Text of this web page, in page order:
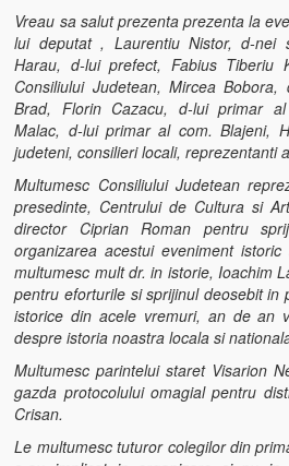
Vreau sa salut prezenta prezenta la
lui deputat , Laurentiu Nistor, d-nei
Harau, d-lui prefect, Fabius Tiberiu
Consiliului Judetean, Mircea
Brad, Florin Cazacu, d-lui primar
Malac, d-lui primar al com. Blajeni,
judeteni, consilieri locali, reprezentanti
Multumesc Consiliului Judetean
presedinte, Centrului de Cultura si
director Ciprian Roman pentru
organizarea acestui eveniment
multumesc mult dr. in istorie, Ioachim
pentru eforturile si sprijinul deosebit in
istorice din acele vremuri, an de an
despre istoria noastra locala si
Multumesc parintelui staret Visarion
gazda protocolului omagial pentru
Crisan.
Le multumesc tuturor colegilor din